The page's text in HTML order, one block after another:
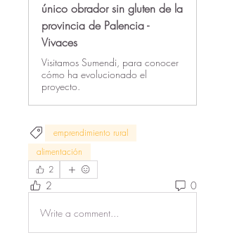
único obrador sin gluten de la
provincia de Palencia -
Vivaces
Visitamos Sumendi, para conocer
cómo ha evolucionado el
proyecto.
emprendimiento rural
alimentación
2
2 0
Write a comment...